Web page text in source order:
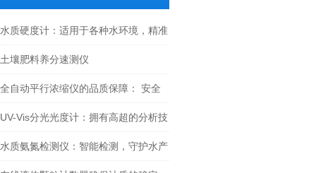
水质硬度计：适用于各种水环境，精准
检测无-死-角
土壤肥料养分速测仪
全自动平行浓缩仪的品质保障： 安全
可靠，匠心设计
UV-Vis分光光度计：拥有高超的分析技
术
水质氨氮检测仪：智能检测，守护水产